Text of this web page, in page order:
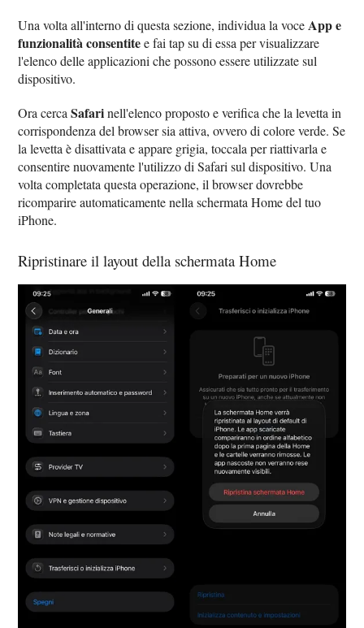
Una volta all'interno di questa sezione, individua la voce App e
funzionalità consentitee fai tap su di essa per visualizzare
l'elenco delle applicazioni che possono essere utilizzate sul
dispositivo.
Ora cercaSafarinell'elenco proposto e verifica che la levetta in
corrispondenza del browser sia attiva, ovvero di colore verde. Se
la levetta è disattivata e appare grigia, toccala per riattivarla e
consentire nuovamente l'utilizzo di Safari sul dispositivo. Una
volta completata questa operazione, il browser dovrebbe
ricomparire automaticamente nella schermata Home del tuo
iPhone.
Ripristinare il layout della schermata Home